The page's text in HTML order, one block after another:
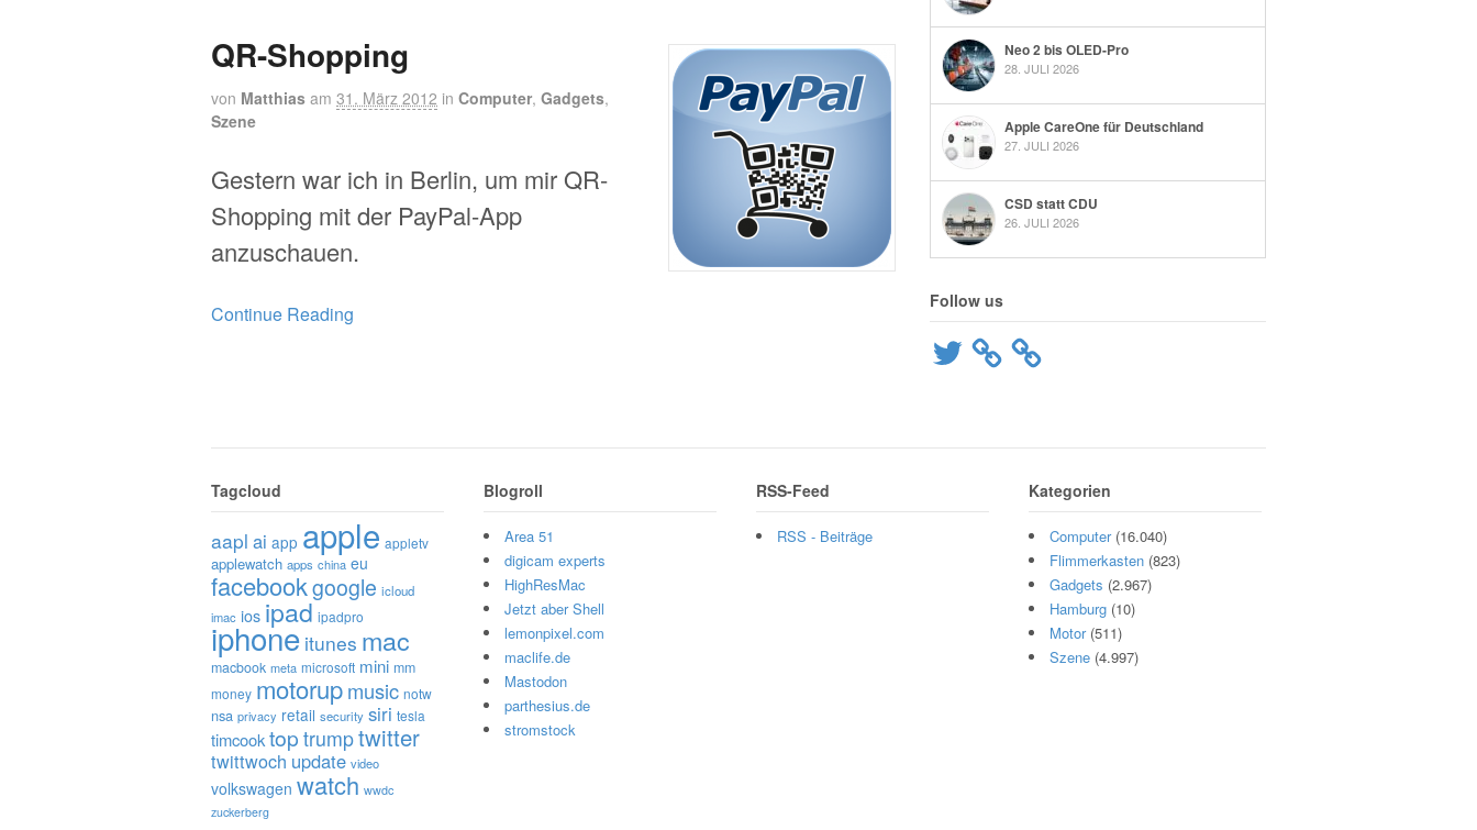
QR-Shopping
von Matthias am 31. März 2012 in Computer, Gadgets,
Szene
Gestern war ich in Berlin, um mir QR-
Shopping mit der PayPal-App
anzuschauen.
Continue Reading
Neo 2 bis OLED-Pro
28. JULI 2026
Apple CareOne für Deutschland
27. JULI 2026
CSD statt CDU
26. JULI 2026
Follow us
Twitter
Tagcloud
aapl ai app apple appletv
applewatch apps china eu
facebookgoogle icloud
imac ios ipad ipadpro
iphone itunes mac
macbook meta microsoft mini mm
money motorupmusic notw
nsa privacy retail security siri tesla
timcooktop trumptwitter
twittwoch update video
volkswagen watch wwdc
zuckerberg
Blogroll
Area 51
digicam experts
HighResMac
Jetzt aber Shell
lemonpixel.com
maclife.de
Mastodon
parthesius.de
stromstock
RSS-Feed
RSS - Beiträge
Kategorien
Computer(16.040)
Flimmerkasten (823)
Gadgets (2.967)
Hamburg (10)
Motor(511)
Szene (4.997)